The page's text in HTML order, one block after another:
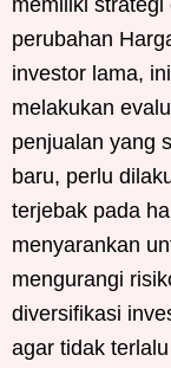
perubahan
investor lama,
melakukan
penjualan yang
baru, perlu
terjebak pada
menyarankan
mengurangi
diversifikasi
agar tidak